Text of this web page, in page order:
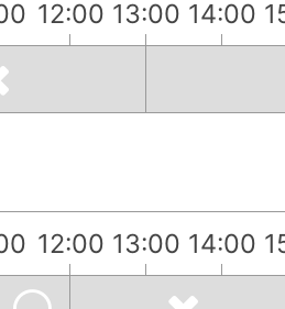
12:00 13:00 14:00
12:00 13:00 14:00